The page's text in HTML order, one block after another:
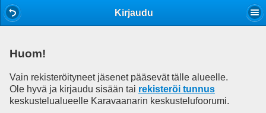
Kirjaudu
Huom!
Vain rekisteröityneet jäsenet pääsevät tälle alueelle.
Ole hyvä ja kirjaudu sisään tai rekisteröi tunnus
keskustelualueelle Karavaanarin keskustelufoorumi.